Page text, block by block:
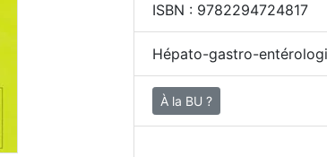
ISBN : 9782294724817
Hépato-gastro-
À la BU ?